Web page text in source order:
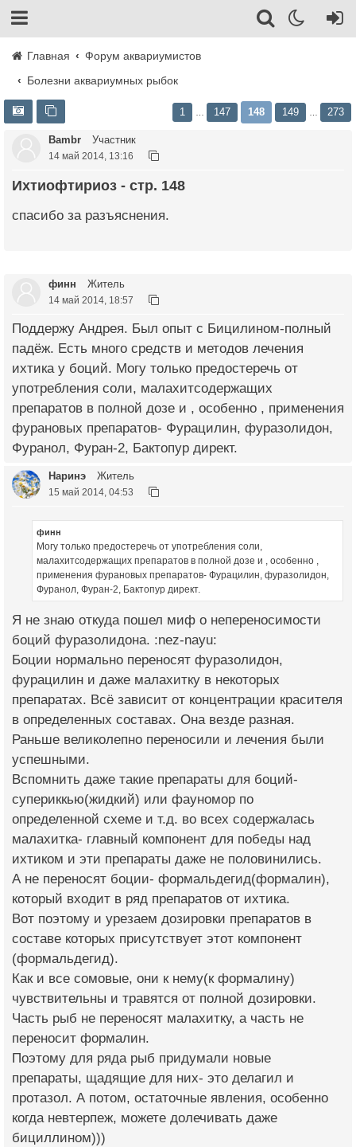
Главная
Форум аквариумистов
Болезни аквариумных рыбок
1 147 148 149 273
Bambr Участник
14 май 2014, 13:16
Ихтиофтириоз - стр. 148
спасибо за разъяснения.
финн Житель
14 май 2014, 18:57
Поддержу Андрея. Был опыт с Бицилином-полный
падёж. Есть много средств и методов лечения
ихтика у боций. Могу только предостеречь от
употребления соли, малахитсодержащих
препаратов в полной дозе и , особенно , применения
фурановых препаратов- Фурацилин, фуразолидон,
Фуранол, Фуран-2, Бактопур директ.
Наринэ Житель
15 май 2014, 04:53
финн
Могу только предостеречь от употребления соли,
малахитсодержащих препаратов в полной дозе и , особенно ,
применения фурановых препаратов- Фурацилин, фуразолидон,
Фуранол, Фуран-2, Бактопур директ.
Я не знаю откуда пошел миф о непереносимости
боций фуразолидона. :nez-nayu:
Боции нормально переносят фуразолидон,
фурацилин и даже малахитку в некоторых
препаратах. Всё зависит от концентрации красителя
в определенных составах. Она везде разная.
Раньше великолепно переносили и лечения были
успешными.
Вспомнить даже такие препараты для боций-
супериккью(жидкий) или фауномор по
определенной схеме и т.д. во всех содержалась
малахитка- главный компонент для победы над
ихтиком и эти препараты даже не половинились.
А не переносят боции- формальдегид(формалин),
который входит в ряд препаратов от ихтика.
Вот поэтому и урезаем дозировки препаратов в
составе которых присутствует этот компонент
(формальдегид).
Как и все сомовые, они к нему(к формалину)
чувствительны и травятся от полной дозировки.
Часть рыб не переносят малахитку, а часть не
переносит формалин.
Поэтому для ряда рыб придумали новые
препараты, щадящие для них- это делагил и
протазол. А потом, остаточные явления, особенно
когда невтерпеж, можете долечивать даже
бициллином)))